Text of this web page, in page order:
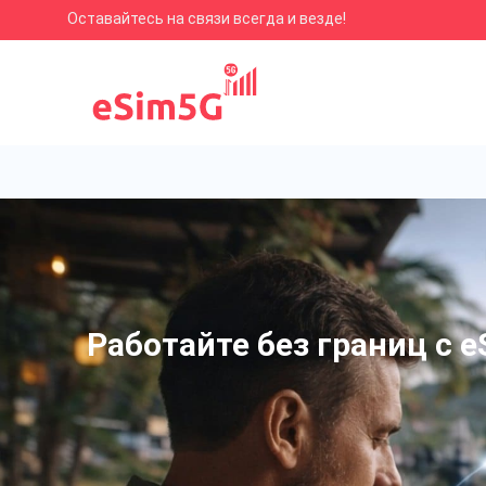
Оставайтесь на связи всегда и везде!
Работайте без границ с